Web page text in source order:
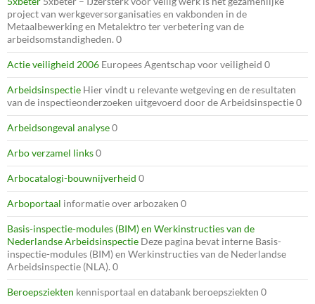
project van werkgeversorganisaties en vakbonden in de
Metaalbewerking en Metalektro ter verbetering van de
arbeidsomstandigheden. 0
Actie veiligheid 2006 Europees Agentschap voor veiligheid 0
Arbeidsinspectie Hier vindt u relevante wetgeving en de resultaten
van de inspectieonderzoeken uitgevoerd door de Arbeidsinspectie 0
Arbeidsongeval analyse0
Arbo verzamel links0
Arbocatalogi-bouwnijverheid 0
Arboportaal informatie over arbozaken 0
Basis-inspectie-modules (BIM) en Werkinstructies van de
Nederlandse Arbeidsinspectie Deze pagina bevat interne Basis-
inspectie-modules (BIM) en Werkinstructies van de Nederlandse
Arbeidsinspectie (NLA). 0
Beroepsziekten kennisportaal en databank beroepsziekten 0